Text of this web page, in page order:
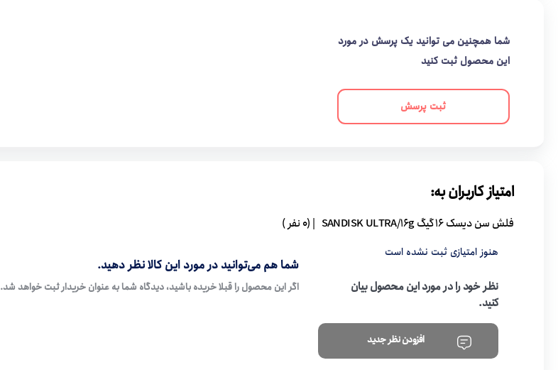
شما همچنین می توانید یک پرسش در مورد
این محصول ثبت کنید
ثبت پرسش
امتیاز کاربران به:
فلش سن دیسک 16 گیگ SANDISK ULTRA/16g | (0 نفر )
هنوز امتیازی ثبت نشده است
نظر خود را در مورد این محصول بیان
کنید.
افزودن نظر جدید
شما هم می‌توانید در مورد این کالا نظر دهید.
اگر این محصول را قبلا خریده باشید، دیدگاه شما به عنوان خریدار ثبت خواهد شد.